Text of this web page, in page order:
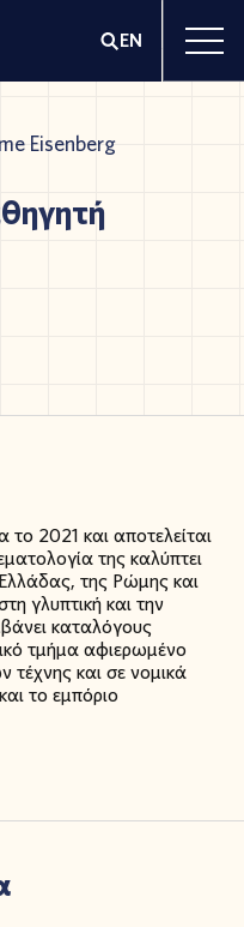
EN
Eisenberg
το 2021 και αποτελείται
της καλύπτει
της Ρώμης και
γλυπτική και την
καταλόγους
τμήμα αφιερωμένο
και σε νομικά
το εμπόριο